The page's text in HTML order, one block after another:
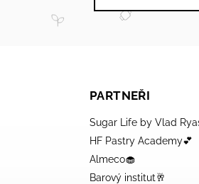
PARTNEŘI
Sugar Life by Vlad
HF Pastry Academy💕
Almeco🧁
Barový institut🥂